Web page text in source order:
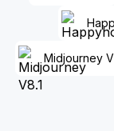
Midjourney